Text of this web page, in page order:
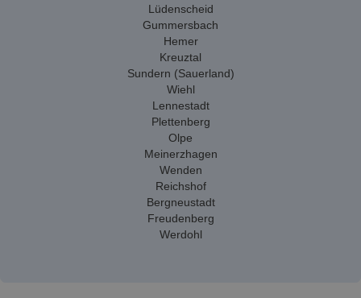
Lüdenscheid
Gummersbach
Hemer
Kreuztal
Sundern (Sauerland)
Wiehl
Lennestadt
Plettenberg
Olpe
Meinerzhagen
Wenden
Reichshof
Bergneustadt
Freudenberg
Werdohl